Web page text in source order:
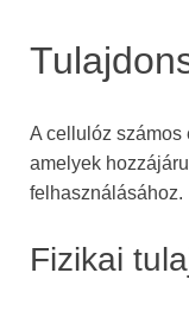
A cellulóz számos
amelyek
felhasználásához.
Fizikai